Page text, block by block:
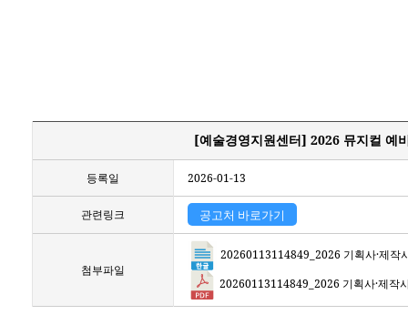
[예술경영지원센터] 2026 뮤지컬 예
등록일 2026-01-13
관련링크 공고처 바로가기
첨부파일
20260113114849_2026 기획사·제작
20260113114849_2026 기획사·제작